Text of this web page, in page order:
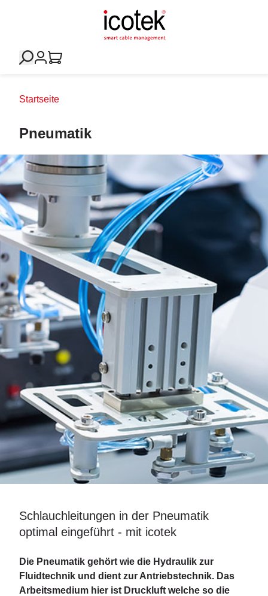
Startseite
Pneumatik
Schlauchleitungen in der Pneumatik
optimal eingeführt - mit icotek
Die Pneumatik gehört wie die Hydraulik zur
Fluidtechnik und dient zur Antriebstechnik. Das
Arbeitsmedium hier ist Druckluft welche so die